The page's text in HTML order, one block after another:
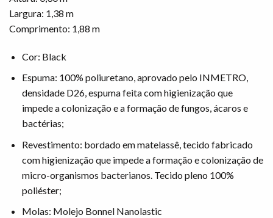
Largura: 1,38 m
Comprimento: 1,88 m
Cor: Black
Espuma: 100% poliuretano, aprovado pelo INMETRO,
densidade D26, espuma feita com higienização que
impede a colonização e a formação de fungos, ácaros e
bactérias;
Revestimento: bordado em matelassê, tecido fabricado
com higienização que impede a formação e colonização de
micro-organismos bacterianos. Tecido pleno 100%
poliéster;
Molas: Molejo Bonnel Nanolastic